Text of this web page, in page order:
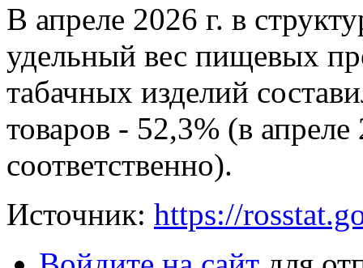
В апреле 2026 г. в
удельный вес пищевых
табачных изделий
товаров - 52,3% (в
соответственно).
Источник: https://